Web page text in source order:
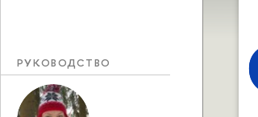
РУКОВОДСТВО